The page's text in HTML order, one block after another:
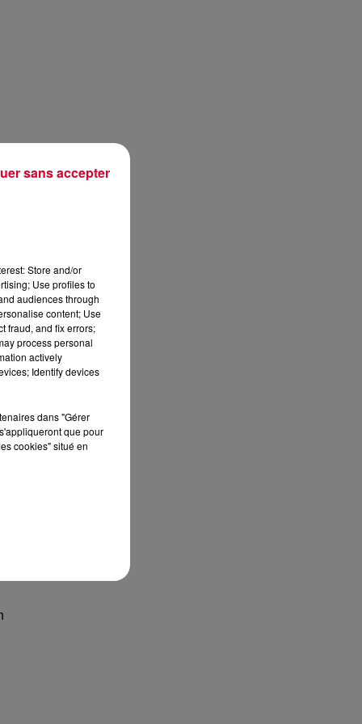
Store and/or
Use profiles to
audiences through
content; Use
fraud, and fix errors;
process personal
actively
Identify devices
dans "Gérer
que pour
cookies" situé en
sans accepter